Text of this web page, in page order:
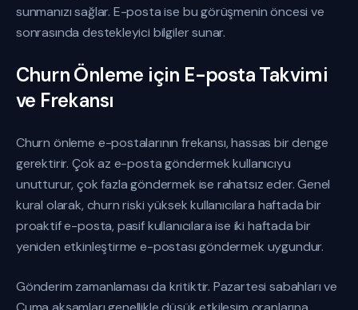
sunmanızı sağlar. E-posta ise bu görüşmenin öncesi ve
sonrasında destekleyici bilgiler sunar.
Churn Önleme için E-posta Takvimi
ve Frekansı
Churn önleme e-postalarının frekansı, hassas bir denge
gerektirir. Çok az e-posta göndermek kullanıcıyu
unutturur, çok fazla göndermek ise rahatsız eder. Genel
kural olarak, churn riski yüksek kullanıcılara haftada bir
proaktif e-posta, pasif kullanıcılara ise iki haftada bir
yeniden etkinleştirme e-postası göndermek uygundur.
Gönderim zamanlaması da kritiktir. Pazartesi sabahları ve